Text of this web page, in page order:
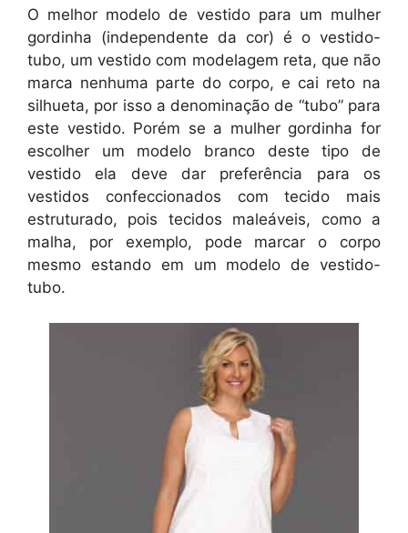
O melhor modelo de vestido para um mulher
gordinha (independente da cor) é o vestido-
tubo, um vestido com modelagem reta, que não
marca nenhuma parte do corpo, e cai reto na
silhueta, por isso a denominação de “tubo” para
este vestido. Porém se a mulher gordinha for
escolher um modelo branco deste tipo de
vestido ela deve dar preferência para os
vestidos confeccionados com tecido mais
estruturado, pois tecidos maleáveis, como a
malha, por exemplo, pode marcar o corpo
mesmo estando em um modelo de vestido-
tubo.